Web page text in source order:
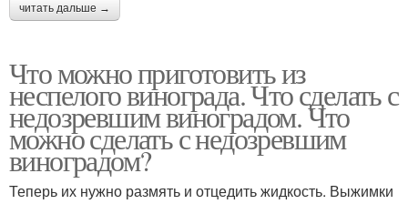
читать дальше →
Что можно приготовить из
неспелого винограда. Что сделать с
недозревшим виноградом. Что
можно сделать с недозревшим
виноградом?
Теперь их нужно размять и отцедить жидкость. Выжимки